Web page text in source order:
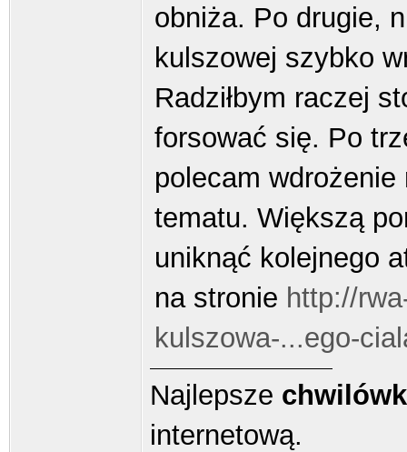
obniża. Po drugie,
kulszowej szybko
Radziłbym raczej
forsować się. Po
polecam
tematu. Większą
uniknąć kolejnego
na stronie http://
kulszowa-...ego-
Najlepsze
internetową.